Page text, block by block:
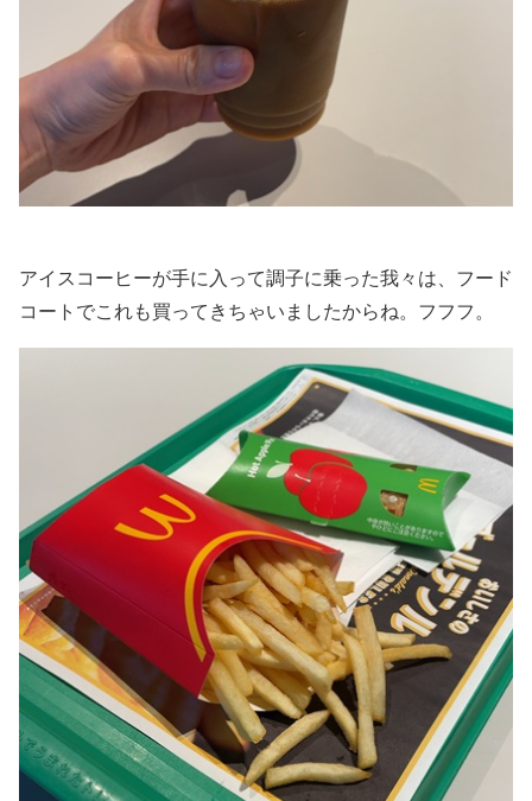
アイスコーヒーが手に入って調子に乗った我々は、フード
コートでこれも買ってきちゃいましたからね。フフフ。